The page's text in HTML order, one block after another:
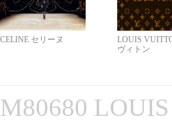
CELINE セリーヌ
LOUIS
ヴィトン
M80680